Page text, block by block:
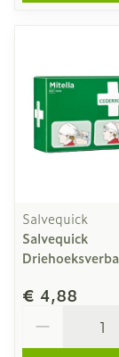
Salvequick
Salvequick
€ 4,88